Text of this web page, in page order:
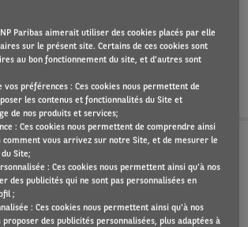
C'est le service le plus
vos conducteurs.
sur la route, à l'international
les conducteurs, une tranquillité
Paribas aimerait utiliser des cookies placés par elle
sur le présent site. Certains de ces cookies sont
au bon fonctionnement du site, et d'autres sont
préférences : Ces cookies nous permettent de
les contenus et fonctionnalités du Site et
de nos produits et services;
: Ces cookies nous permettent de comprendre ainsi
comment vous arrivez sur notre Site, et de mesurer le
Site;
: Ces cookies nous permettent ainsi qu'à nos
des publicités qui ne sont pas personnalisées en
;
: Ces cookies nous permettent ainsi qu'à nos
des publicités personnalisées, plus adaptées à